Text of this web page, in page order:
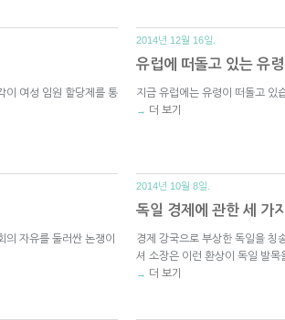
이 여성 임원 할당제를 통
2014년 12월 16일.
유럽에 떠돌고 있는 유
지금 유럽에는 유령이 떠돌고 있
→ 더 보기
자유를 둘러싼 논쟁이
2014년 10월 8일.
독일 경제에 관한 세 가
경제 강국으로 부상한 독일을 칭
셔 소장은 이런 환상이 독일 발
→ 더 보기